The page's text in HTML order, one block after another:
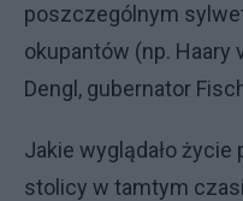
poszczególnym
okupantów (np. Haary
Dengl, gubernator
Jakie wyglądało
stolicy w tamtym